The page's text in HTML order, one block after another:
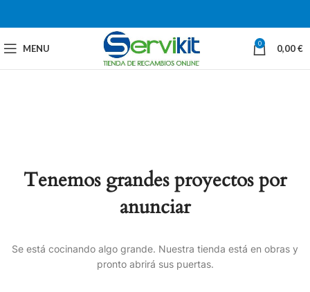
MENU 0 0,00€
Tenemos grandes proyectos por
anunciar
Se está cocinando algo grande. Nuestra tienda está en obras y
pronto abrirá sus puertas.